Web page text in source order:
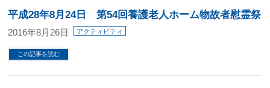
平成28年8月24日 第54回養護老人ホーム物故者慰霊祭
2016年8月26日 アクティビティ
この記事を読む